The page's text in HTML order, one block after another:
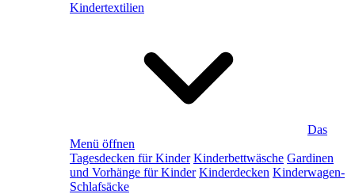
Kindertextilien
Das
Menü öffnen
Tagesdecken für Kinder Kinderbettwäsche Gardinen
und Vorhänge für Kinder Kinderdecken Kinderwagen-
Schlafsäcke